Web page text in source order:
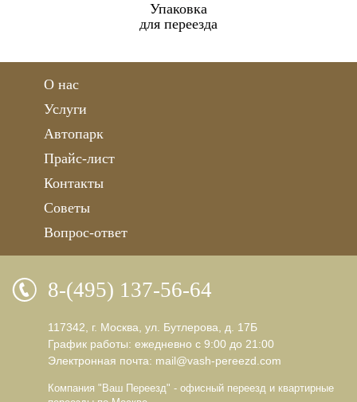
Упаковка
для переезда
О нас
Услуги
Автопарк
Прайс-лист
Контакты
Советы
Вопрос-ответ
8-(495) 137-56-64
117342, г. Москва, ул. Бутлерова, д. 17Б
График работы: ежедневно с 9:00 до 21:00
Электронная почта: mail@vash-pereezd.com
Компания "Ваш Переезд" - офисный переезд и квартирные